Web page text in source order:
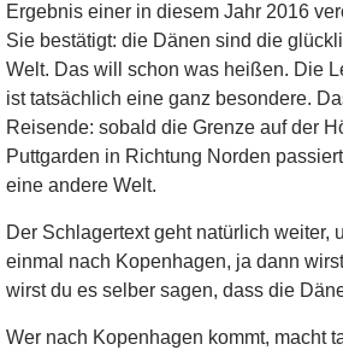
Ergebnis einer in diesem Jahr 2016
Sie bestätigt: die Dänen sind die
Welt. Das will schon was heißen. Die
ist tatsächlich eine ganz besondere.
Reisende: sobald die Grenze auf der
Puttgarden in Richtung Norden
eine andere Welt.
Der Schlagertext geht natürlich weiter,
einmal nach Kopenhagen, ja dann
wirst du es selber sagen, dass die
Wer nach Kopenhagen kommt, macht